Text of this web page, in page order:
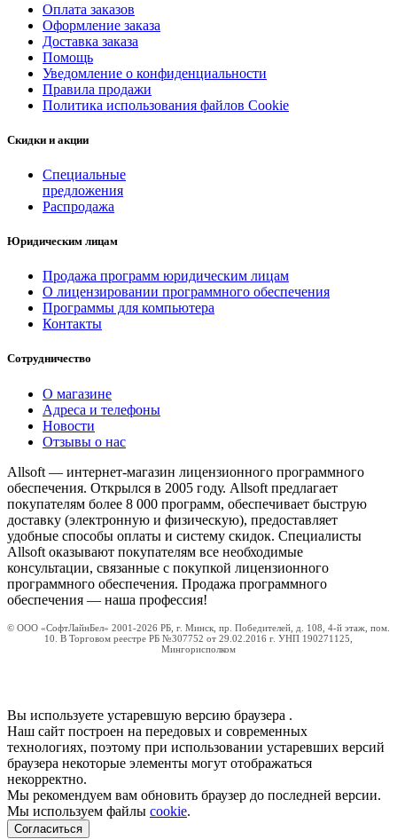
Оплата заказов
Оформление заказа
Доставка заказа
Помощь
Уведомление о конфиденциальности
Правила продажи
Политика использования файлов Cookie
Скидки и акции
Специальные
предложения
Распродажа
Юридическим лицам
Продажа программ юридическим лицам
О лицензировании программного обеспечения
Программы для компьютера
Контакты
Сотрудничество
О магазине
Адреса и телефоны
Новости
Отзывы о нас
Allsoft — интернет-магазин лицензионного программного
обеспечения. Открылся в 2005 году. Allsoft предлагает
покупателям более 8 000 программ, обеспечивает быструю
доставку (электронную и физическую), предоставляет
удобные способы оплаты и систему скидок. Специалисты
Allsoft оказывают покупателям все необходимые
консультации, связанные с покупкой лицензионного
программного обеспечения. Продажа программного
обеспечения — наша профессия!
© ООО «СофтЛайнБел» 2001-2026 РБ, г. Минск, пр. Победителей, д. 108, 4-й этаж, пом.
10. В Торговом реестре РБ №307752 от 29.02.2016 г. УНП 190271125,
Мингорисполком
Вы используете устаревшую версию браузера .
Наш сайт построен на передовых и современных
технологиях, поэтому при использовании устаревших версий
браузера некоторые элементы могут отображаться
некорректно.
Мы рекомендуем вам обновить браузер до последней версии.
Мы используем файлы cookie.
Согласиться